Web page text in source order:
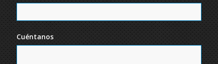
Cuéntanos